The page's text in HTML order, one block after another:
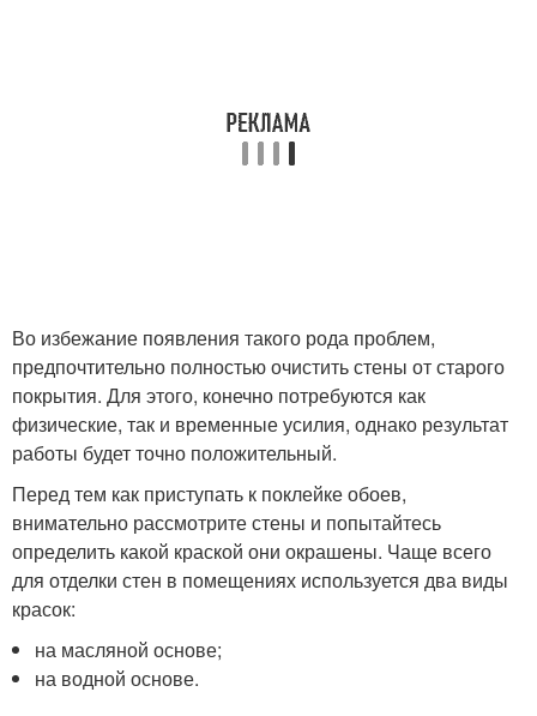
Во избежание появления такого рода проблем,
предпочтительно полностью очистить стены от старого
покрытия. Для этого, конечно потребуются как
физические, так и временные усилия, однако результат
работы будет точно положительный.
Перед тем как приступать к поклейке обоев,
внимательно рассмотрите стены и попытайтесь
определить какой краской они окрашены. Чаще всего
для отделки стен в помещениях используется два виды
красок:
на масляной основе;
на водной основе.